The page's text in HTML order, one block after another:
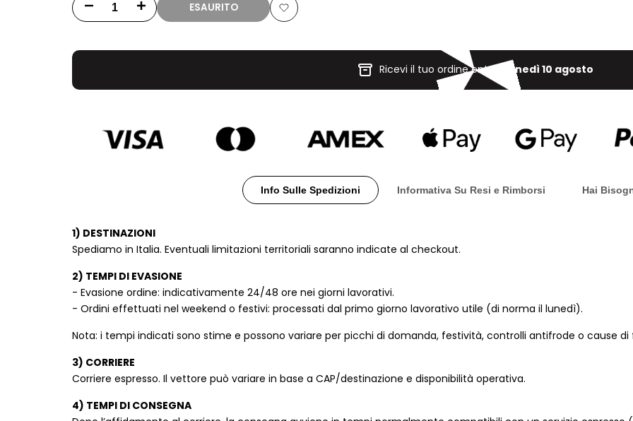
Diminuisci
Bianco
Incrementa
Bianco
ESAURITO
Aggiungi
alla
desideri
INVIA UN'EMAIL QUANDO DISPONIBILE
Ricevi il tuo ordine entro: Lunedì 10 agosto
Info Sulle Spedizioni Informativa Su Resi e Rimborsi
1) DESTINAZIONI
Spediamo in Italia. Eventuali limitazioni territoriali saranno indicate al checkout.
2) TEMPI DI EVASIONE
- Ordini effettuati nel weekend o festivi: processati dal primo giorno lavorativo utile (di norma il lunedì).